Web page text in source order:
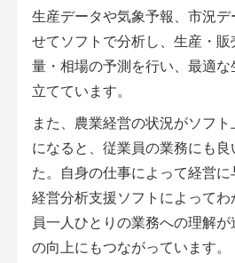
ロ
生産データや気象予報、市況
せてソフトで分析し、生産・販
量・相場の予測を行い、最適
立てています。
また、農業経営の状況がソフト
になると、従業員の業務にも良
た。自身の仕事によって経営
経営分析支援ソフトによって
員一人ひとりの業務への理解
の向上にもつながっています。